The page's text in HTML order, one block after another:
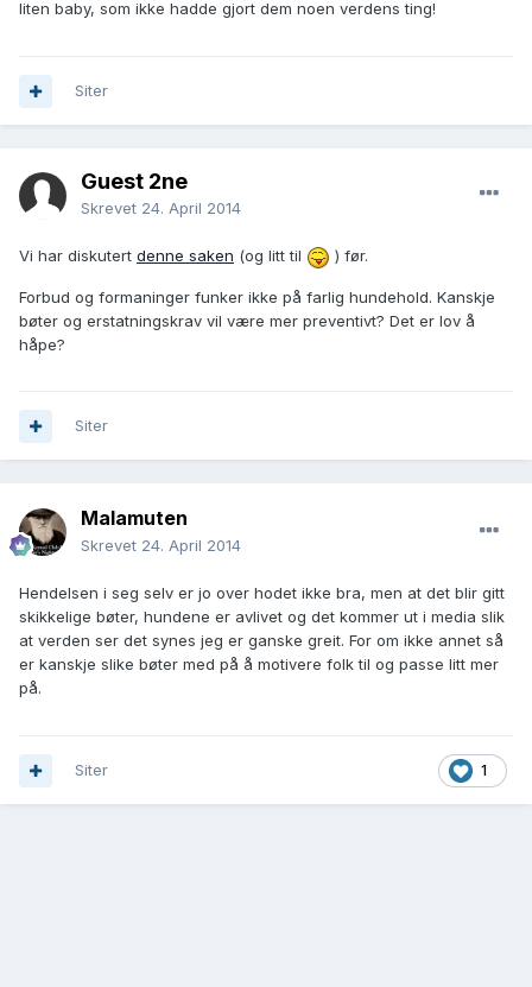
liten baby, som ikke hadde gjort dem noen verdens ting!
Siter
Guest 2ne
Skrevet 24. April 2014
Vi har diskutert denne saken (og litt til ) før.
Forbud og formaninger funker ikke på farlig hundehold. Kanskje
bøter og erstatningskrav vil være mer preventivt? Det er lov å
håpe?
Siter
Malamuten
Skrevet 24. April 2014
Hendelsen i seg selv er jo over hodet ikke bra, men at det blir gitt
skikkelige bøter, hundene er avlivet og det kommer ut i media slik
at verden ser det synes jeg er ganske greit. For om ikke annet så
er kanskje slike bøter med på å motivere folk til og passe litt mer
på.
1
Siter